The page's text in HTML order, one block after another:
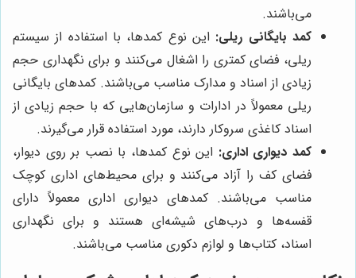
می‌باشند.
کمد بایگانی ریلی: این نوع کمدها، با استفاده از سیستم
ریلی، فضای کمتری را اشغال می‌کنند و برای نگهداری حجم
زیادی از اسناد و مدارک مناسب می‌باشند. کمدهای بایگانی
ریلی معمولاً در ادارات و سازمان‌هایی که با حجم زیادی از
اسناد کاغذی سروکار دارند، مورد استفاده قرار می‌گیرند.
کمد دیواری اداری: این نوع کمدها، با نصب بر روی دیوار،
فضای کف را آزاد می‌کنند و برای محیط‌های اداری کوچک
مناسب می‌باشند. کمدهای دیواری اداری معمولاً دارای
قفسه‌ها و درب‌های شیشه‌ای هستند و برای نگهداری
اسناد، کتاب‌ها و لوازم دکوری مناسب می‌باشند.